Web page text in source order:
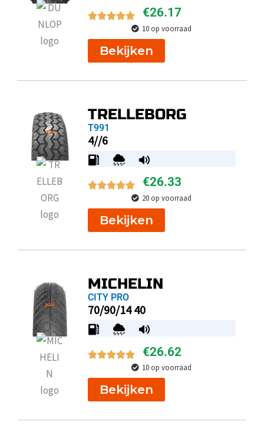
€26.17
10 op voorraad
Bekijken
TRELLEBORG
T991
4//6
€26.33
20 op voorraad
Bekijken
MICHELIN
CITY PRO
70/90/14 40
€26.62
10 op voorraad
Bekijken